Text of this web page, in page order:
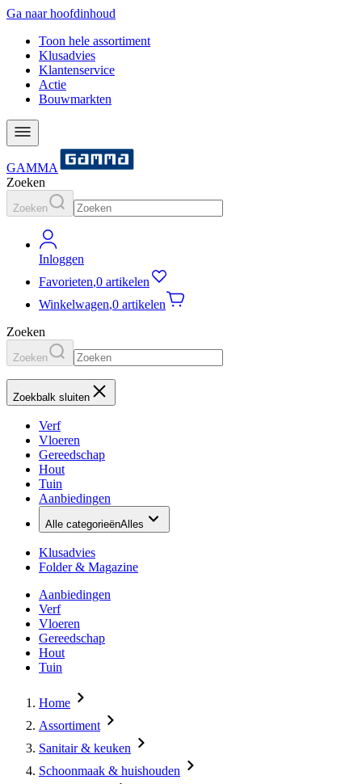
Ga naar hoofdinhoud
Toon hele assortiment
Klusadvies
Klantenservice
Actie
Bouwmarkten
GAMMA
Zoeken
Zoeken
Inloggen
Favorieten,0 artikelen
Winkelwagen,0 artikelen
Zoeken
Zoeken
Zoekbalk sluiten
Verf
Vloeren
Gereedschap
Hout
Tuin
Aanbiedingen
Alle categorieënAlles
Klusadvies
Folder & Magazine
Aanbiedingen
Verf
Vloeren
Gereedschap
Hout
Tuin
Home
Assortiment
Sanitair & keuken
Schoonmaak & huishouden